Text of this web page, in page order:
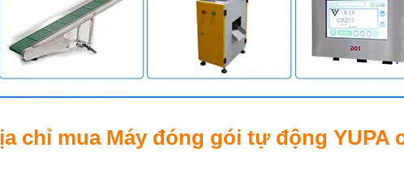
chỉ mua Máy đóng gói tự động YUPA